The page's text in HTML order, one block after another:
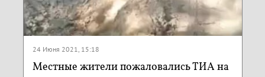
24 Июня 2021, 15:18
Местные жители пожаловались ТИА на